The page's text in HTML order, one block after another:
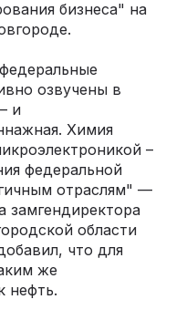
бизнеса" на
озвучены в
и
Химия
–
федеральной
отраслям" —
замгендиректора
области
что для
же
нефть.